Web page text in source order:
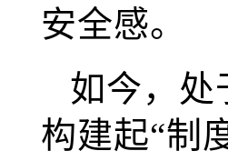
安全感。
如今，处
构建起“制